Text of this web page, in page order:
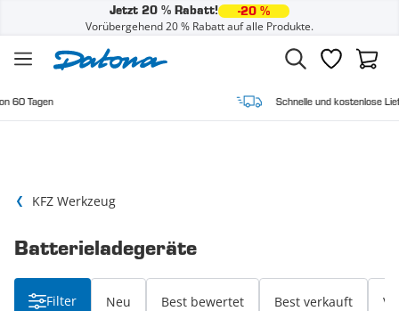
Jetzt 20 % Rabatt! -20 %
Vorübergehend 20 % Rabatt auf alle Produkte.
Schnelle und kostenlose Lieferung
KFZ Werkzeug
Batterieladegeräte
Filter Neu Best bewertet Best verkauft